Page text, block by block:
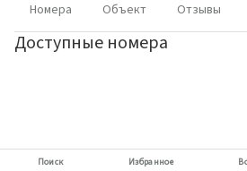
Номера Объект Отзывы
Доступные номера
Поиск Избранное